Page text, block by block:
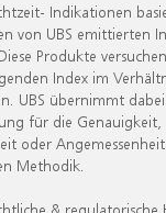
Indikationen
von UBS emittierten
Produkte
Index im
UBS übernimmt
für die Genauigkeit,
oder
Methodik.